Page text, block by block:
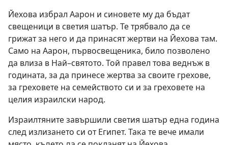
Йехова избрал Аарон и синовете му да бъдат
свещеници в светия шатър. Те трябвало да се
грижат за него и да принасят жертви на Йехова там.
Само на Аарон, първосвещеника, било позволено
да влиза в Най–святото. Той правел това веднъж в
годината, за да принесе жертва за своите грехове,
за греховете на семейството си и за греховете на
целия израилски народ.
Израилтяните завършили светия шатър една година
след излизането си от Египет. Така те вече имали